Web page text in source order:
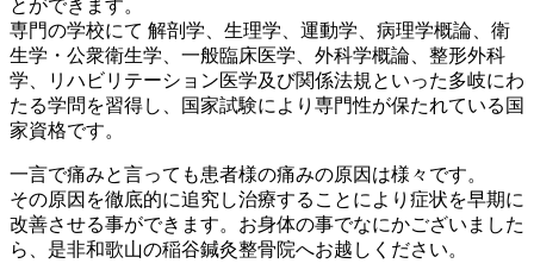
とができます。
専門の学校にて 解剖学、生理学、運動学、病理学概論、衛
生学・公衆衛生学、一般臨床医学、外科学概論、整形外科
学、リハビリテーション医学及び関係法規といった多岐にわ
たる学問を習得し、国家試験により専門性が保たれている国
家資格です。
一言で痛みと言っても患者様の痛みの原因は様々です。
その原因を徹底的に追究し治療することにより症状を早期に
改善させる事ができます。お身体の事でなにかございました
ら、是非和歌山の稲谷鍼灸整骨院へお越しください。